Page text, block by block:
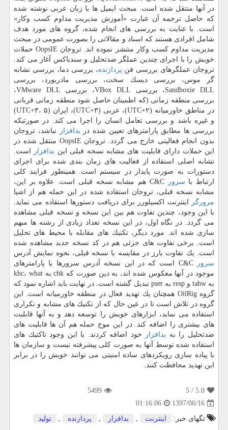
در آنها منتقل شده است. مبحث ایمیل ها با زبان عربی نوشته شده
كه حاصل ترجمه آن عبارت «آموزش مدیریت مداوم كسب وكار»
است. با عنایت به بررسی های انجام شده، گروه های مورد هدف
شامل افرادی هستند كه اسناد و مقالاتی را بصورت عمومی در مبحث
مدیریت مداوم كسب وكار منتشر نموده اند. تروجان OopsIE حملات
خویش را با اجرای چندین عملگر ضدتحلیل و سندباكس آغاز می كند.
تروجان عملگرهای بررسی فن پردازنده، بررسی دما، بررسی نشانه
گر موس، بررسی دیسك سخت، بررسی مادربورد، بررسی
Sandboxie DLL، بررسی VBox DLL، بررسی VMware DLL،
بررسی منطقه زمانی (كه اطمینان حاصل شود منطقه زمانی قربانی
در مناطق خاورمیانه (UTC+۲)، عربی (UTC+۳)، ایران (UTC+۳، ۵)
و غیره باشد و بررسی تعامل انسان را اجرا می كند. در صورتیكه
بررسی ها مطابق پارامترهای تعیین شده در بدافزار
نباشد، تروجان
بدون انجام فعالیتی خارج می گردد. تروجان OopsIE منتقل شده در
این حملات دارای قابلیت های مشابه نسخه قبلی این بدافزار
است.
تشابه اصلی استفاده از فعالیت های زمان بندی شده برای اجرای
دستورات به صورت پایدار در سیستم است. همینطور فرایند كلی
ارتباط با سرور
C&C هم مشابه نسخه قبلی است. علاوه بر این،
مشابه نسخه قبلی، تروجان استفاده شده در این حمله هم از اشیا
مرورگر
اینترنت اكسپلورر برای دریافت دستورها استفاده می نماید.
با این وجود، چندین تفاوت هم بین این نسخه و نسخه قبلی مشاهده
می گردد. در نگاه اول، در این نسخه تعداد زیادی از رشته ها مبهم
سازی شده اند. مورد دیگر، تكنیك های مقابله با محیط های تحلیل
است. برخی تفاوت های جزئی هم در كد نسخه جدید مشاهده شده
است. یك تفاوت بارز در مقایسه با نسخه قبلی، نحوه نمایش آدرس
سرور
C&C است كه در این نسخه آدرس سرورها یا پارامترهای
موجود در آنها معكوس شده اند، به دین صورت كه chk به khc، what
به tahw و resp به pser تبدیل گشته است. در نهایت باید اشاره نمود كه
گروه OilRig همچنان یك تهدید فعال در منطقه خاورمیانه است. این
گروه در تلاش است تا در عین حال كه از تكنیك های مشابه و تكراری
استفاده می نماید، ابزارهای خویش را توسعه دهد و به آنها قابلیت
های بیشتری را اضافه كند. در این موج حمله هم آن ها قابلیت های
ضدتحلیل را به بدافزار
خود اضافه كردند. با این وجود تاكتیك های
استفاده شده توسط آنها به صورت كلی پیشرفته نیست و سازمان ها
با پیاده سازی رویكردهای ساده امنیتی می توانند خویش را در برابر
این تهدید محافظت كنند.
5.0
/ 5
5499
1397/06/16
01:16:06
تگهای خبر:
اینترنت , بدافزار , پردازنده , تولید